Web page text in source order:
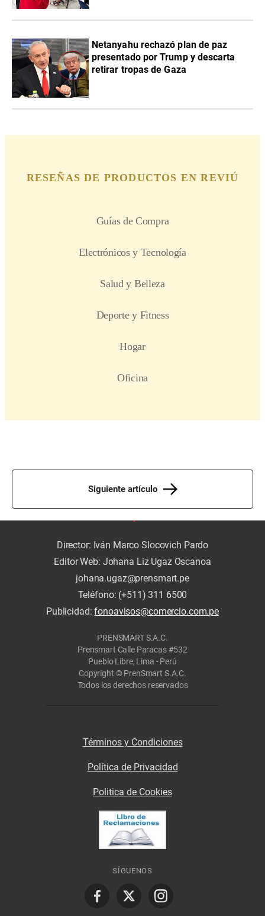
Netanyahu rechazó plan de paz
presentado por Trump y descarta
retirar tropas de Gaza
Siguiente artículo
Director: Iván Marco Slocovich Pardo
Editor Web: Johana Liz Ugaz Oscanoa
johana.ugaz@prensmart.pe
Teléfono: (+511) 311 6500
Publicidad:fonoavisos@comercio.com.pe
PRENSMART S.A.C.
Prensmart Calle Paracas #532
Pueblo Libre, Lima - Perú
Copyright © PrenSmart S.A.C.
Todos los derechos reservados
Términos y Condiciones
Política de Privacidad
Politica de Cookies
SÍGUENOS